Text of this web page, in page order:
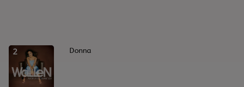
2 Donna